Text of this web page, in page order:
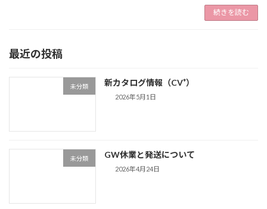
続きを読む
最近の投稿
未分類 新カタログ情報（CV⁺）
2026年5月1日
未分類 GW休業と発送について
2026年4月24日